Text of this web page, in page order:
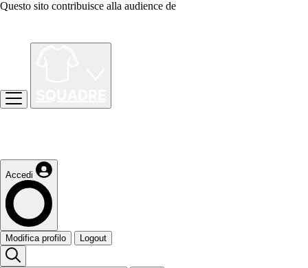
Questo sito contribuisce alla audience de
Accedi
Modifica profilo Logout